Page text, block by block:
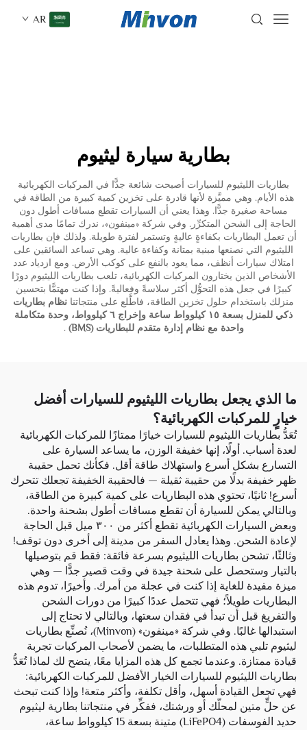
AR
بطارية سيارة ليثيوم
بطاريات الليثيوم للسيارات أصبحت شائعة جدًّا في المركبات الكهربائية
هذه الأيام. وهي مميَّزة لأنها قادرة على تخزين كمية كبيرة من الطاقة في
مساحة صغيرة جدًّا. وهذا يعني أن السيارات تقطع مسافات أطول دون
الحاجة إلى الشحن المتكرِّر. وفي شركة «مينفون»، ندرك تمامًا مدى أهمية
أن تعمل البطاريات بكفاءةٍ عاليةٍ وتستمر لفترة طويلة. ولذلك فإن بطاريات
الليثيوم التي نصنعها مبنية بمتانة وكفاءة عالية. وهي تساعد السائقين على
امتلاك سيارات أنظف، مما يعود بالنفع على كوكب الأرض. ومع ازدياد عدد
الأشخاص الذين يختارون المركبات الكهربائية، تلعب بطاريات الليثيوم دورًا
كبيرًا في جعل هذه التحوُّل أكثر سلاسةً وفعاليةً. وإذا كنت مهتمًّا بتحسين
منزلك باستخدام حلول تخزين الطاقة، فاطَّلع على منتجاتنا نظام بطاريات
ذكي للمنزل بسعة ١٥ كيلوواط ساعة وإخراج ٦ كيلوواط، وحدة متكاملة
واحدة مع نظام إدارة متقدم للبطاريات (BMS)
.
ما الذي يجعل بطاريات الليثيوم للسيارات أفضل
خيارٍ للمركبات الكهربائية؟
تُعَدُّ بطاريات الليثيوم للسيارات خيارًا ممتازًا للمركبات الكهربائية
لعدة أسباب. أولًا، إنها خفيفة الوزن، ما يساعد السيارة على
التسارع بشكل أسرع واستهلاك طاقة أقل. فكأنك تحمل حقيبة
ظهر خفيفة بدلًا من حقيبة ثقيلة — فالحقيبة الخفيفة تجعلك تتحرك
أسرع! ثانيًا، تحتوي هذه البطاريات على كمية كبيرة من الطاقة،
وبالتالي يمكن للسيارة أن تقطع مسافات أطول بشحنة واحدة.
وبعض السيارات الكهربائية تقطع أكثر من ٣٠٠ ميل قبل الحاجة
لإعادة الشحن. وهذا يعادل السفر من مدينة إلى أخرى دون توقف!
وثالثًا، تشحن بطاريات الليثيوم بسرعة فائقة: فقط قم بتوصيلها
بالتيار وستحصل على شحنة جيدة في وقت قصير جدًّا — وهي
ميزة مفيدة للغاية إذا كنت في عجلة من أمرك. وأخيرًا، تدوم هذه
البطاريات طويلاً؛ فهي تتحمل عددًا كبيرًا من دورات الشحن
والتفريغ قبل أن تبدأ في فقدان سعتها، وبالتالي لا تحتاج إلى
استبدالها غالبًا. وفي شركة «مينفون» (Minvon)، نُصنِّع بطاريات
ليثيوم تلبي هذه المتطلبات، ما يضمن لأصحاب المركبات تجربة
قيادة ممتازة. وعندما تجمع كل هذه المزايا معًا، يتضح لك لماذا تُعَدُّ
بطاريات الليثيوم للسيارات الخيار الأفضل للمركبات الكهربائية:
فهي تجعل القيادة أسهل، وأقل تكلفة، وأكثر متعة! وإذا كنت تبحث
عن حلٍّ متين لمحلّك أو ورشتك، ففكِّر في منتجاتنا بطارية ليثيوم
حديد الفوسفات (LiFePO4) متينة بسعة 15 كيلوواط ساعة،